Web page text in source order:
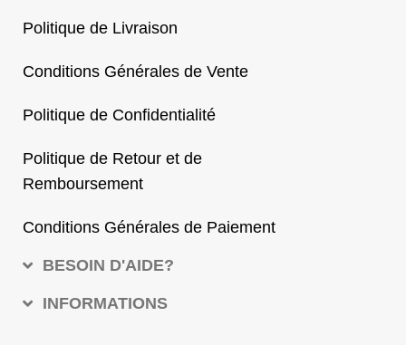
Politique de Livraison
Conditions Générales de Vente
Politique de Confidentialité
Politique de Retour et de
Remboursement
Conditions Générales de Paiement
BESOIN D'AIDE?
INFORMATIONS